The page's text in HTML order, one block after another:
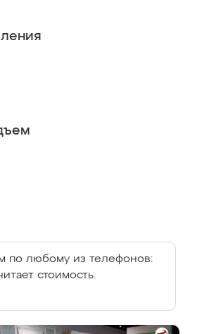
по любому из телефонов:
стоимость.